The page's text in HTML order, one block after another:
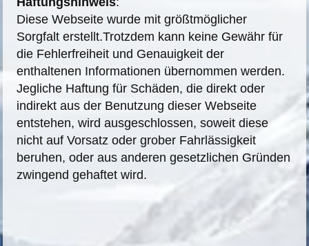
Diese Webseite wurde mit größtmöglicher
Sorgfalt erstellt.Trotzdem kann keine Gewähr für
die Fehlerfreiheit und Genauigkeit der
enthaltenen Informationen übernommen werden.
Jegliche Haftung für Schäden, die direkt oder
indirekt aus der Benutzung dieser Webseite
entstehen, wird ausgeschlossen, soweit diese
nicht auf Vorsatz oder grober Fahrlässigkeit
beruhen, oder aus anderen gesetzlichen Gründen
zwingend gehaftet wird.